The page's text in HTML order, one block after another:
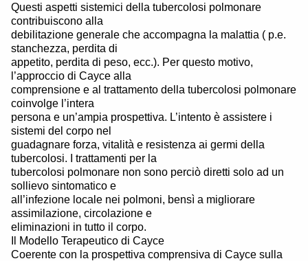
Questi aspetti sistemici della tubercolosi polmonare
contribuiscono alla
debilitazione generale che accompagna la malattia ( p.e.
stanchezza, perdita di
appetito, perdita di peso, ecc.). Per questo motivo,
l’approccio di Cayce alla
comprensione e al trattamento della tubercolosi polmonare
coinvolge l’intera
persona e un’ampia prospettiva. L’intento è assistere i
sistemi del corpo nel
guadagnare forza, vitalità e resistenza ai germi della
tubercolosi. I trattamenti per la
tubercolosi polmonare non sono perciò diretti solo ad un
sollievo sintomatico e
all’infezione locale nei polmoni, bensì a migliorare
assimilazione, circolazione e
eliminazioni in tutto il corpo.
Il Modello Terapeutico di Cayce
Coerente con la prospettiva comprensiva di Cayce sulla